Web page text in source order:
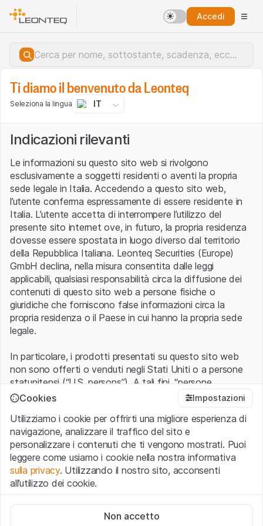
Accedi
Dati del mercato delle crypto
Crypto products Rilevanza
0 of 0 20 righe
Ti diamo il benvenuto da Leonteq
Seleziona la lingua IT
Indicazioni rilevanti
Le informazioni su questo sito web si rivolgono
esclusivamente a soggetti residenti o aventi la propria
sede legale in Italia. Accedendo a questo sito web,
l’utente conferma espressamente di essere residente in
Italia. L’utente accetta di interrompere l’utilizzo del
presente sito internet ove, in futuro, la propria residenza
dovesse essere spostata in luogo diverso dal territorio
della Repubblica Italiana. Leonteq Securities (Europe)
GmbH declina, nella misura consentita dalle leggi
applicabili, qualsiasi responsabilità circa la diffusione dei
contenuti di questo sito web a persone fisiche o
giuridiche che forniscono false informazioni circa la
propria residenza o il Paese in cui hanno la propria sede
legale.
In particolare, i prodotti presentati su questo sito web
non sono offerti o venduti negli Stati Uniti o a persone
statunitensi (“U.S. persons”). A tali fini, “persone
statunitensi” vanno intese nel significato ad esse ascritto
1933 che include le persone residenti negli Stati Uniti
d’America, le società per azioni e le altre forme societarie
americane.
Condizioni di utilizzo e informazioni legali
Con l’accesso al sito web (di seguito, il “Sito”) si dichiara
avvertenze importanti e le condizioni di utilizzo ivi rese
Cookies Impostazioni
Utilizziamo i cookie per offrirti una migliore esperienza di
navigazione, analizzare il traffico del sito e
personalizzare i contenuti che ti vengono mostrati. Puoi
leggere come usiamo i cookie nella nostra informativa
sulla privacy. Utilizzando il nostro sito, acconsenti
all’utilizzo dei cookie.
Questi cookie sono necessari per il funzionamento del sito
Non accetto